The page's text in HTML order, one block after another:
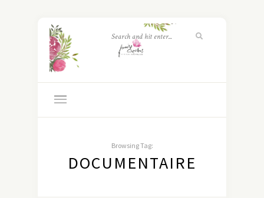
Browsing Tag:
DOCUMENTAIRE